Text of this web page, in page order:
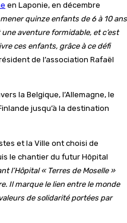
en Laponie, en décembre
quinze enfants de 6 à 10 ans
aventure formidable, et c’est
ces enfants, grâce à ce défi
de l’association Rafaël
la Belgique, l’Allemagne, le
jusqu’à la destination
et la Ville ont choisi de
le chantier du futur Hôpital
l’Hôpital « Terres de Moselle »
Il marque le lien entre le monde
de solidarité portées par